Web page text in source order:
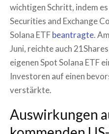
wichtigen Schritt, indem
Securities and Exchange
Solana ETFbeantragte.
Juni, reichte auch
eigenen Spot Solana ETF
Investoren auf einen
verstärkte.
Auswirkungen